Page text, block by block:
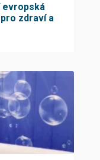
evropská
zdraví a